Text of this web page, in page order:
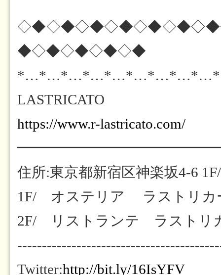
◆◇◆◇◆◇◆◇◆
LASTRICATO
https://www.r-lastricato.com/
住所:東京都新宿区神楽坂4-6
1F/ オステリア ラストリ
2F/ リストランテ ラスト
Twitter:http://bit.ly/16IsYFV